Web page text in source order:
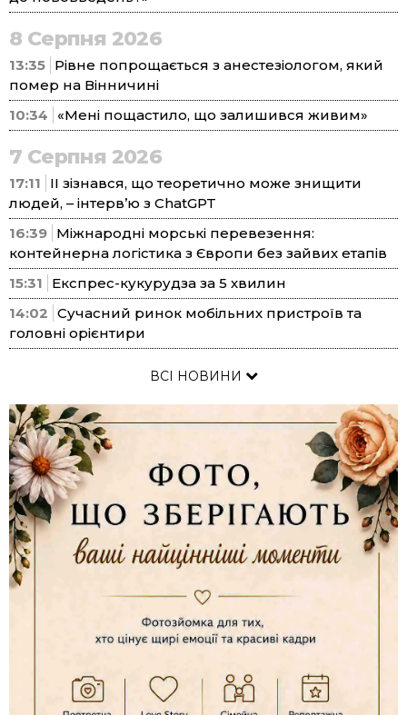
8 Серпня 2026
13:35 Рівне попрощається з анестезіологом, який
помер на Вінничині
10:34
«Мені пощастило, що залишився живим»
7 Серпня 2026
17:11
ІІ зізнався, що теоретично може знищити
людей, – інтерв’ю з ChatGPT
16:39 Міжнародні морські перевезення:
контейнерна логістика з Європи без зайвих етапів
15:31
Експрес-кукурудза за 5 хвилин
14:02 Сучасний ринок мобільних пристроїв та
головні орієнтири
ВСІ НОВИНИ